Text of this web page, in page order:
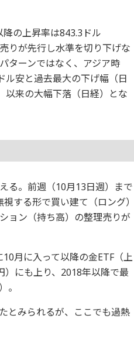
の上昇率は843.3ドル
りが先行し水準を切り下げな
ターンではなく、アジア時
ル安と過去最大の下げ幅（日
以来の大幅下落（日経）とな
る。前週（10月13日週）まで
する形で買い建て（ロング）
ョン（持ち高）の整理売りが
月に入って以降の金ETF（上
にも上り、2018年以降で最
。
とみられるが、ここでも過熱